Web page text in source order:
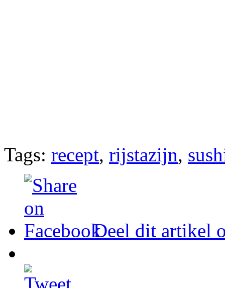
Tags: recept, rijstazijn,
Deel dit artikel